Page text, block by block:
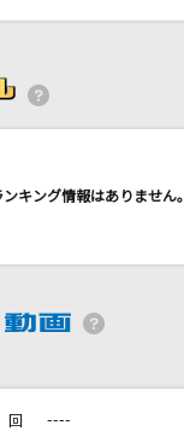
回 ----